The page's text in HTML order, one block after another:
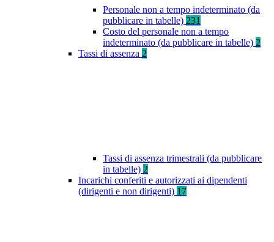
Personale non a tempo indeterminato (da
pubblicare in tabelle) 231
Costo del personale non a tempo
indeterminato (da pubblicare in tabelle) 2
Tassi di assenza 2
Tassi di assenza trimestrali (da pubblicare
in tabelle) 2
Incarichi conferiti e autorizzati ai dipendenti
(dirigenti e non dirigenti) 17